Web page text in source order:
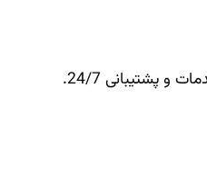
پشتیبانی 24/7.